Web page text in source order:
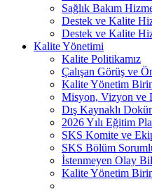
Sağlık Bakım
Destek ve Kalite
Destek ve Kalite
Kalite Yönetimi
Kalite Politikamız
Çalışan Görüş ve
Kalite Yönetim
Misyon, Vizyon ve
Dış Kaynaklı
2026 Yılı Eğitim
SKS Komite ve
SKS Bölüm
İstenmeyen Olay
Kalite Yönetim